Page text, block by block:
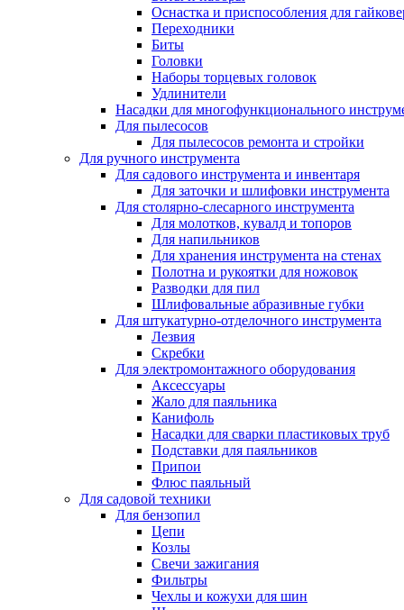
Оснастка и приспособления для
Переходники
Биты
Головки
Наборы торцевых головок
Удлинители
Насадки для многофункционального
Для пылесосов
Для пылесосов ремонта и стройки
Для ручного инструмента
Для садового инструмента и инвентаря
Для заточки и шлифовки инструмента
Для столярно-слесарного инструмента
Для молотков, кувалд и топоров
Для напильников
Для хранения инструмента на стенах
Полотна и рукоятки для ножовок
Разводки для пил
Шлифовальные абразивные губки
Для штукатурно-отделочного инструмента
Лезвия
Скребки
Для электромонтажного оборудования
Аксессуары
Жало для паяльника
Канифоль
Насадки для сварки пластиковых труб
Подставки для паяльников
Припои
Флюс паяльный
Для садовой техники
Для бензопил
Цепи
Козлы
Свечи зажигания
Фильтры
Чехлы и кожухи для шин